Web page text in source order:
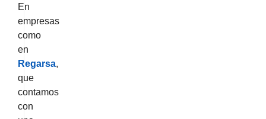
En
empresas
como
en
Regarsa,
que
contamos
con